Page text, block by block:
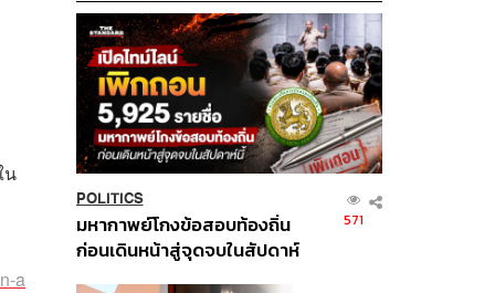
น
a
POLITICS
มหากาพย์โกงข้อสอบท้องถิ่น
ก่อนเดินหน้าสู่จุดจบในสัปดาห์
571